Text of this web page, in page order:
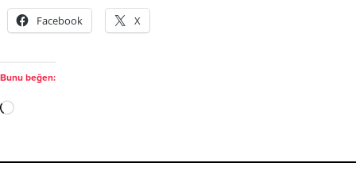
Facebook X
Bunu beğen: